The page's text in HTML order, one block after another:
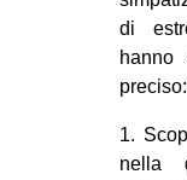
di
hanno
preciso:
1.
nella